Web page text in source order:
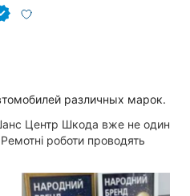
различных марок.
Центр Шкода вже не один
роботи проводять